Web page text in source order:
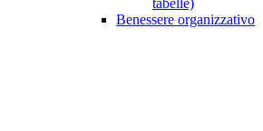
tabelle)
Benessere organizzativo